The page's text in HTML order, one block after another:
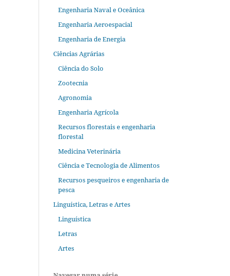
Engenharia Naval e Oceânica
Engenharia Aeroespacial
Engenharia de Energia
Ciências Agrárias
Ciência do Solo
Zootecnia
Agronomia
Engenharia Agrícola
Recursos florestais e engenharia
florestal
Medicina Veterinária
Ciência e Tecnologia de Alimentos
Recursos pesqueiros e engenharia de
pesca
Linguística, Letras e Artes
Linguística
Letras
Artes